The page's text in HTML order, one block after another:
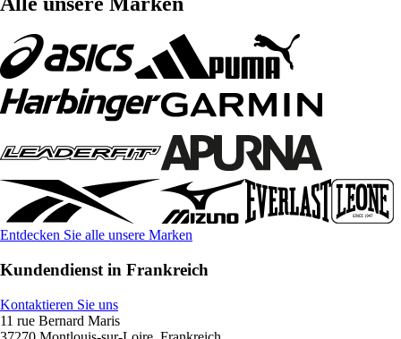
Entdecken Sie alle unsere Marken
Kundendienst in Frankreich
Kontaktieren Sie uns
11 rue Bernard Maris